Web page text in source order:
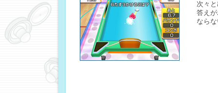
次々
答え
なら